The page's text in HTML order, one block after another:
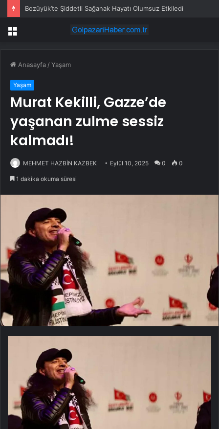
Bozüyük’te Şiddetli Sağanak Hayatı Olumsuz Etkiledi
Menü
Anasayfa /Yaşam
Yaşam
Murat Kekilli, Gazze’de
yaşanan zulme sessiz
kalmadı!
MEHMET HAZBİN KAZBEK Eylül 10, 2025 0 0
1 dakika okuma süresi